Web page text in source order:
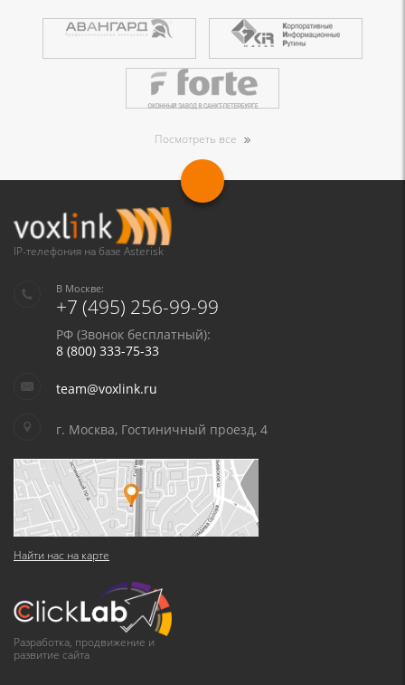
Посмотреть все
IP-телефония на базе Asterisk
В Москве:
+7 (495) 256-99-99
РФ (Звонок бесплатный):
8 (800) 333-75-33
team@voxlink.ru
г. Москва, Гостиничный проезд, 4
Найти нас на карте
Разработка, продвижение и
развитие сайта